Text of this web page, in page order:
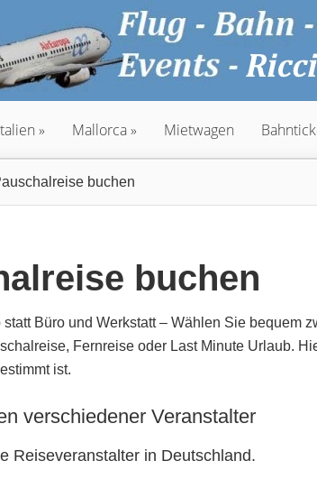
Mallorca Mietwagen
buchen
buchen
Büro und Werkstatt – Wählen Sie bequem
Fernreise oder Last Minute Urlaub.
ist.
verschiedener Veranstalter
Reiseveranstalter in Deutschland.